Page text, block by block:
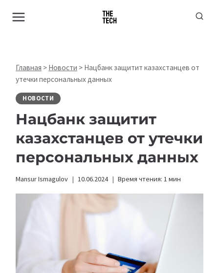
Главная > Новости > Нацбанк защитит казахстанцев от
утечки персональных данных
НОВОСТИ
Нацбанк защитит
казахстанцев от утечки
персональных данных
Mansur Ismagulov 10.06.2024 Время чтения: 1 мин